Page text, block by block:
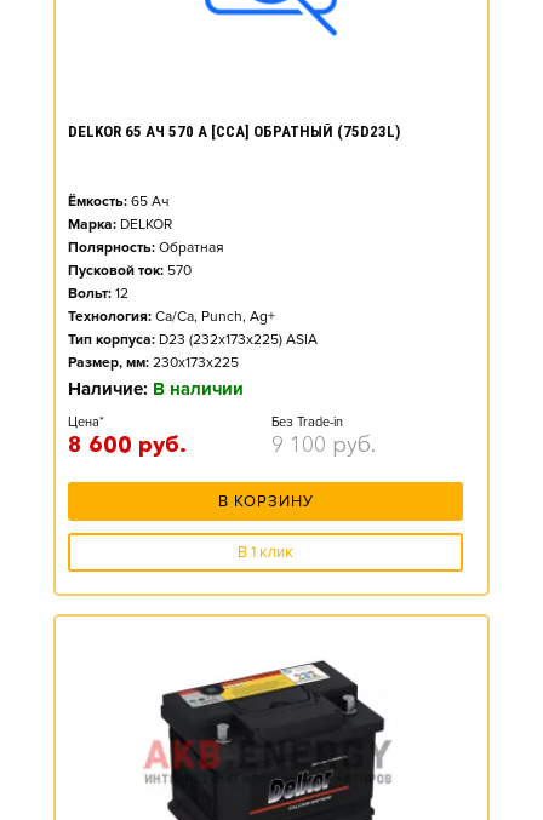
DELKOR 65 АЧ 570 А [CCA] ОБРАТНЫЙ (75D23L)
Ёмкость: 65 Ач
Марка: DELKOR
Полярность: Обратная
Пусковой ток: 570
Вольт: 12
Технология: Ca/Ca, Punch, Ag+
Тип корпуса: D23 (232x173x225) ASIA
Размер, мм: 230x173x225
Наличие: В наличии
Цена*
8 600 руб.
Без Trade-in
9 100 руб.
В КОРЗИНУ
В 1 клик